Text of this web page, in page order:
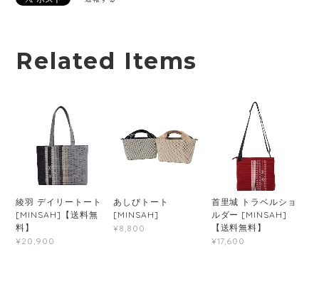
Related Items
綾羽 デイリートート
[MINSAH]【送料無
料】
¥20,900
あしびトート
[MINSAH]
¥8,800
首里城 トラベルショ
ルダー [MINSAH]
【送料無料】
¥17,600